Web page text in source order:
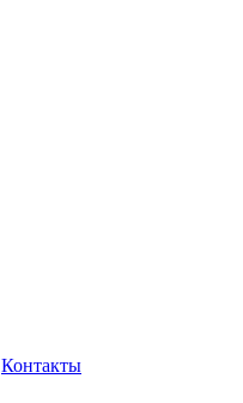
Контакты